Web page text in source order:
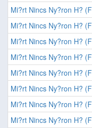
Mi?rt Nincs Ny?ron H?
Mi?rt Nincs Ny?ron H?
Mi?rt Nincs Ny?ron H?
Mi?rt Nincs Ny?ron H?
Mi?rt Nincs Ny?ron H?
Mi?rt Nincs Ny?ron H?
Mi?rt Nincs Ny?ron H?
Mi?rt Nincs Ny?ron H?